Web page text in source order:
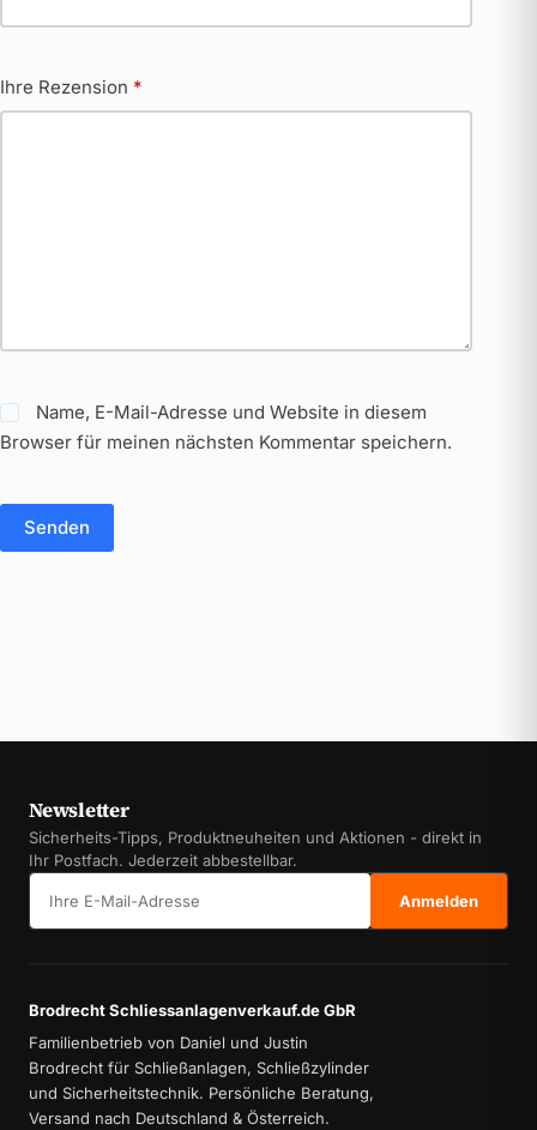
Ihre Rezension *
Name, E-Mail-Adresse und Website in diesem
Browser für meinen nächsten Kommentar speichern.
Senden
Newsletter
Sicherheits-Tipps, Produktneuheiten und Aktionen - direkt in
Ihr Postfach. Jederzeit abbestellbar.
Anmelden
Brodrecht Schliessanlagenverkauf.de GbR
Familienbetrieb von Daniel und Justin
Brodrecht für Schließanlagen, Schließzylinder
und Sicherheitstechnik. Persönliche Beratung,
Versand nach Deutschland & Österreich.